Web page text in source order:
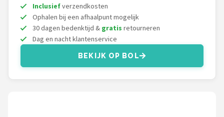
Decopatent
Countryfield
Balvi
Inclusiefverzendkosten
Ophalen bij een afhaalpunt mogelijk
30 dagen bedenktijd & gratis retourneren
Dag en nacht klantenservice
BEKIJK OP BOL